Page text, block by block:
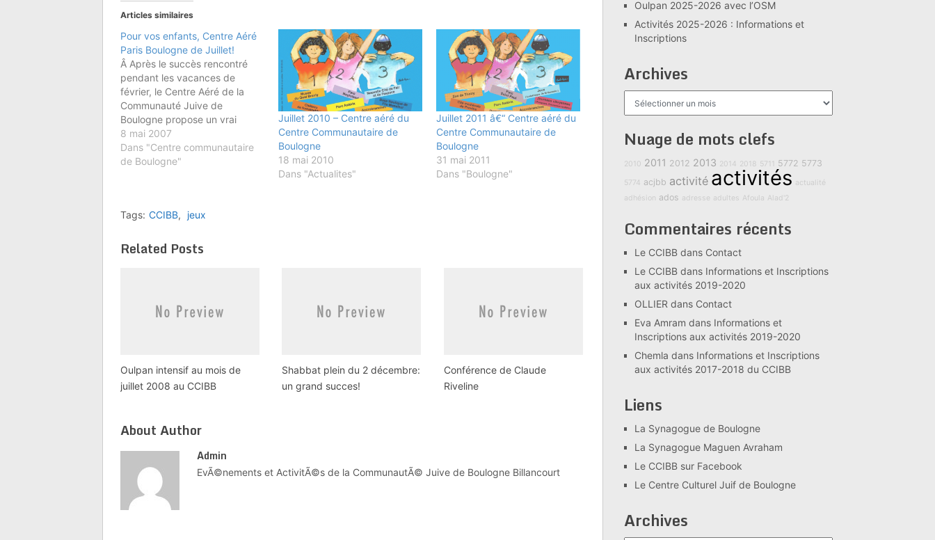
Articles similaires
Pour vos enfants, Centre Aéré
Paris Boulogne de Juillet!
Â Après le succès rencontré
pendant les vacances de
février, le Centre Aéré de la
Communauté Juive de
Boulogne propose un vrai
programme de vacances :
sports, loisirs, découverte du
monde, et tradition juive dans
Natation à la Piscine *, Arts…
8 mai 2007
Dans "Centre communautaire
de Boulogne"
Juillet 2010 – Centre aéré du
Centre Communautaire de
Boulogne
18 mai 2010
Dans "Actualites"
Juillet 2011 â€“ Centre aéré du
Centre Communautaire de
Boulogne
31 mai 2011
Dans "Boulogne"
Tags: CCIBB, jeux
Related Posts
Oulpan intensif au mois de
juillet 2008 au CCIBB
Shabbat plein du 2 décembre:
un grand succes!
Conférence de Claude
Riveline
About Author
Admin
EvÃ©nements et ActivitÃ©s de la CommunautÃ© Juive de Boulogne Billancourt
Oulpan 2025-2026 avec l’OSM
Activités 2025-2026 : Informations et
Inscriptions
Archives
Nuage de mots clefs
2010 2011 2012 2013 2014 2018 5711 5772 5773
5774 acjbb activité activités actualité
adhésion ados adresse adultes Afoula Alad'2
Commentaires récents
Le CCIBB dans Contact
Le CCIBB dans Informations et Inscriptions
aux activités 2019-2020
OLLIER dans Contact
Eva Amram dans Informations et
Inscriptions aux activités 2019-2020
Chemla dans Informations et Inscriptions
aux activités 2017-2018 du CCIBB
Liens
La Synagogue de Boulogne
La Synagogue Maguen Avraham
Le CCIBB sur Facebook
Le Centre Culturel Juif de Boulogne
Archives